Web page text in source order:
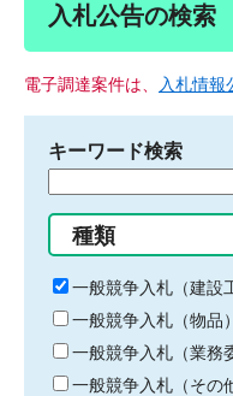
入札公告の検索
電子調達案件は、 入札情報
キーワード検索
る
キ
ー
ワ
ー
ド
種類
一般競争入札（建設
一般競争入札（物品）
一般競争入札（業務
一般競争入札（その